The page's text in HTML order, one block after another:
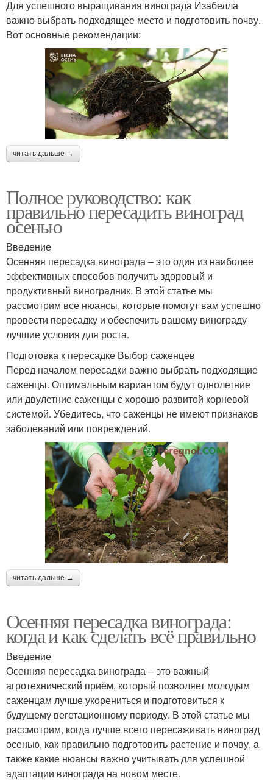
Для успешного выращивания винограда Изабелла
важно выбрать подходящее место и подготовить почву.
Вот основные рекомендации:
читать дальше →
Полное руководство: как
правильно пересадить виноград
осенью
Введение
Осенняя пересадка винограда – это один из наиболее
эффективных способов получить здоровый и
продуктивный виноградник. В этой статье мы
рассмотрим все нюансы, которые помогут вам успешно
провести пересадку и обеспечить вашему винограду
лучшие условия для роста.
Подготовка к пересадке Выбор саженцев
Перед началом пересадки важно выбрать подходящие
саженцы. Оптимальным вариантом будут однолетние
или двулетние саженцы с хорошо развитой корневой
системой. Убедитесь, что саженцы не имеют признаков
заболеваний или повреждений.
читать дальше →
Осенняя пересадка винограда:
когда и как сделать всё правильно
Введение
Осенняя пересадка винограда – это важный
агротехнический приём, который позволяет молодым
саженцам лучше укорениться и подготовиться к
будущему вегетационному периоду. В этой статье мы
рассмотрим, когда лучше всего пересаживать виноград
осенью, как правильно подготовить растение и почву, а
также какие нюансы важно учитывать для успешной
адаптации винограда на новом месте.